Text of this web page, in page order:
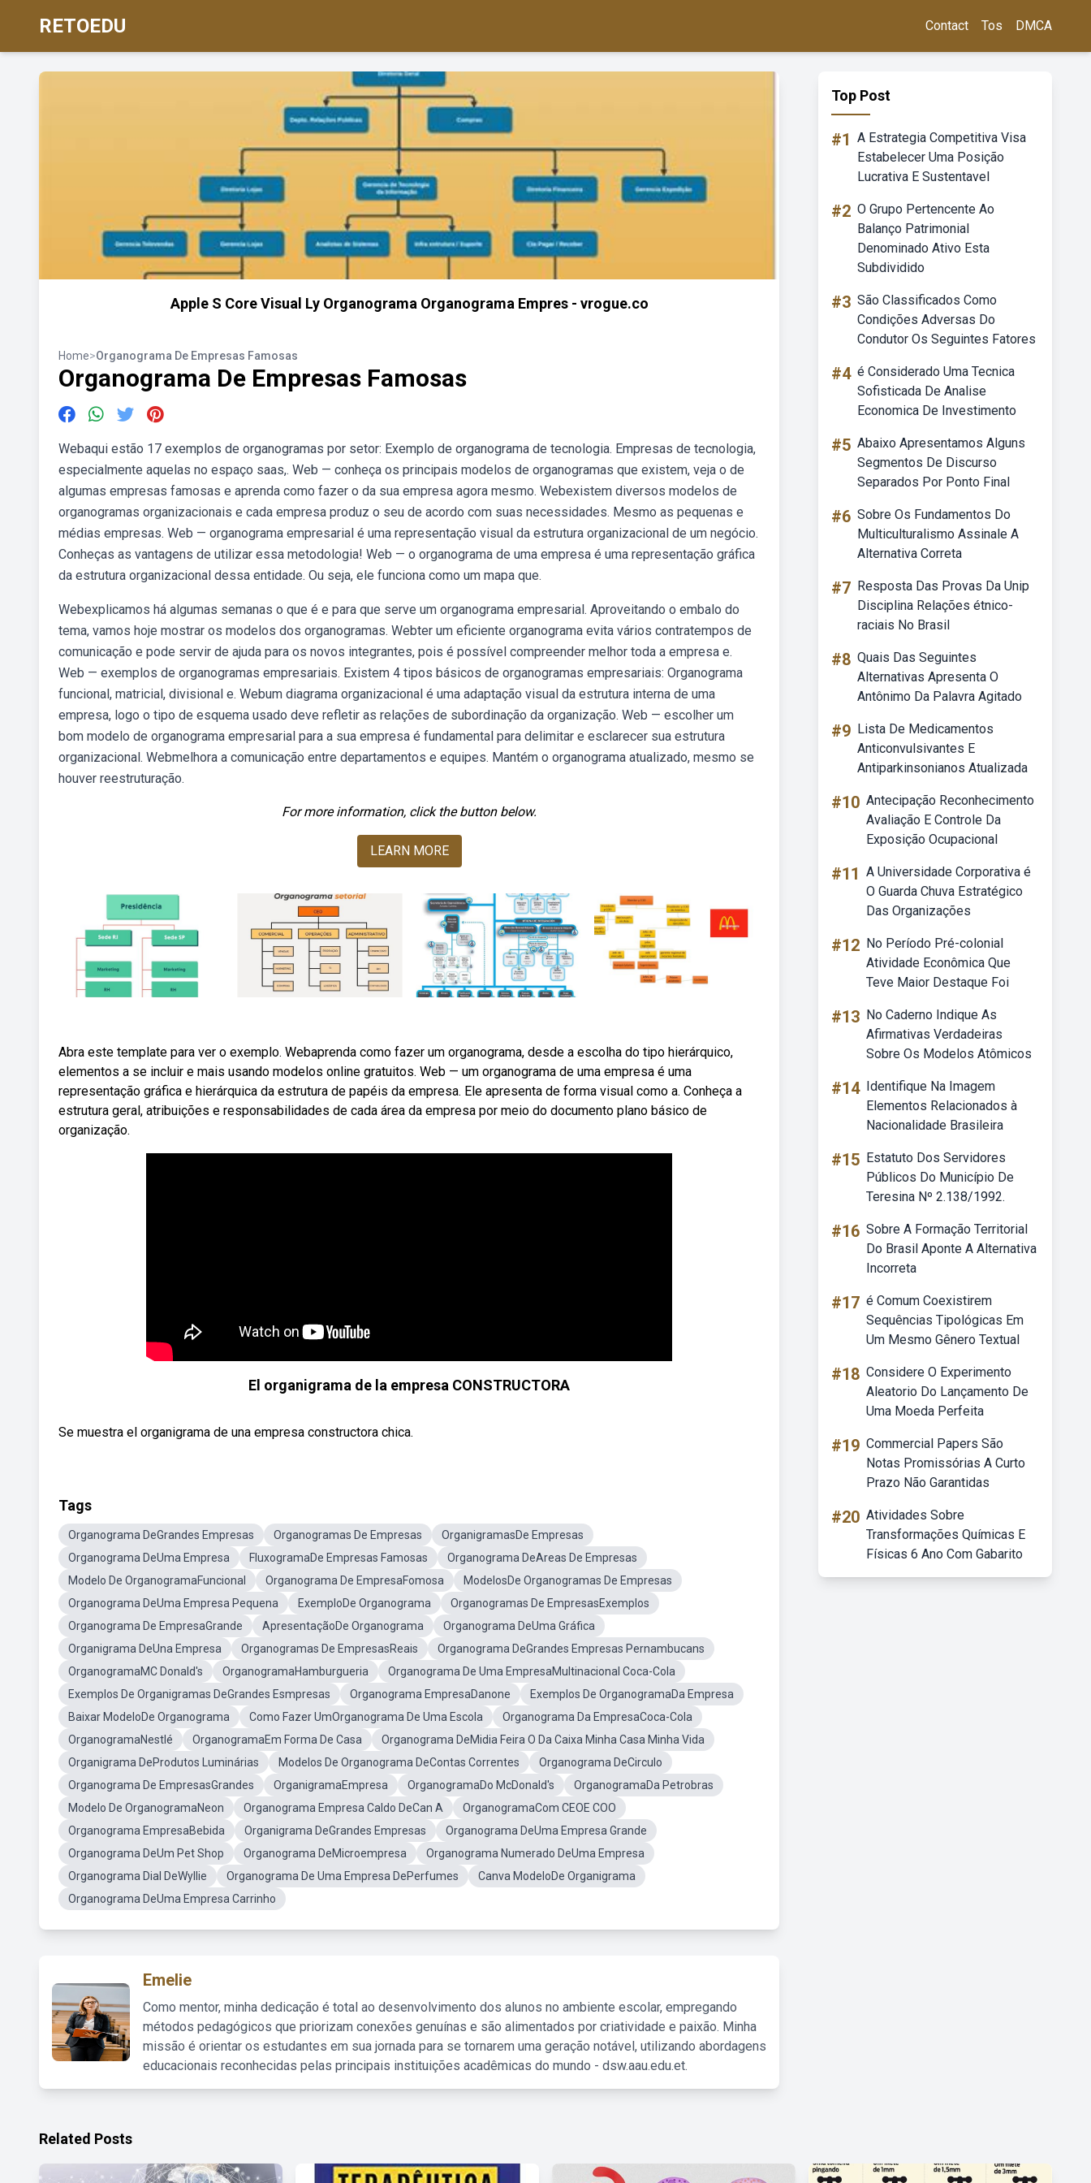
RETOEDU Contact Tos DMCA
Apple S Core Visual Ly Organograma Organograma Empres - vrogue.co
Home>Organograma De Empresas Famosas
Organograma De Empresas Famosas
Webaqui estão 17 exemplos de organogramas por setor: Exemplo de organograma de tecnologia. Empresas de tecnologia,
especialmente aquelas no espaço saas,. Web — conheça os principais modelos de organogramas que existem, veja o de
algumas empresas famosas e aprenda como fazer o da sua empresa agora mesmo. Webexistem diversos modelos de
organogramas organizacionais e cada empresa produz o seu de acordo com suas necessidades. Mesmo as pequenas e
médias empresas. Web — organograma empresarial é uma representação visual da estrutura organizacional de um negócio.
Conheças as vantagens de utilizar essa metodologia! Web — o organograma de uma empresa é uma representação gráfica
da estrutura organizacional dessa entidade. Ou seja, ele funciona como um mapa que.
Webexplicamos há algumas semanas o que é e para que serve um organograma empresarial. Aproveitando o embalo do
tema, vamos hoje mostrar os modelos dos organogramas. Webter um eficiente organograma evita vários contratempos de
comunicação e pode servir de ajuda para os novos integrantes, pois é possível compreender melhor toda a empresa e.
Web — exemplos de organogramas empresariais. Existem 4 tipos básicos de organogramas empresariais: Organograma
funcional, matricial, divisional e. Webum diagrama organizacional é uma adaptação visual da estrutura interna de uma
empresa, logo o tipo de esquema usado deve refletir as relações de subordinação da organização. Web — escolher um
bom modelo de organograma empresarial para a sua empresa é fundamental para delimitar e esclarecer sua estrutura
organizacional. Webmelhora a comunicação entre departamentos e equipes. Mantém o organograma atualizado, mesmo se
houver reestruturação.
For more information, click the button below.
LEARN MORE
Abra este template para ver o exemplo. Webaprenda como fazer um organograma, desde a escolha do tipo hierárquico,
elementos a se incluir e mais usando modelos online gratuitos. Web — um organograma de uma empresa é uma
representação gráfica e hierárquica da estrutura de papéis da empresa. Ele apresenta de forma visual como a. Conheça a
estrutura geral, atribuições e responsabilidades de cada área da empresa por meio do documento plano básico de
organização.
El organigrama de la empresa CONSTRUCTORA
Se muestra el organigrama de una empresa constructora chica.
Tags
Organograma DeGrandes Empresas Organogramas De Empresas
OrganigramasDe Empresas
Organograma DeUma Empresa
FluxogramaDe Empresas Famosas
Organograma DeAreas De Empresas
Modelo De OrganogramaFuncional
Organograma De EmpresaFomosa
ModelosDe Organogramas De Empresas
Organograma DeUma Empresa Pequena
ExemploDe Organograma
Organogramas De EmpresasExemplos
Organograma De EmpresaGrande
ApresentaçãoDe Organograma
Organograma DeUma Gráfica
Organigrama DeUna Empresa
Organogramas De EmpresasReais
Organograma DeGrandes Empresas Pernambucans
OrganogramaMC Donald's
OrganogramaHamburgueria
Organograma De Uma EmpresaMultinacional Coca-Cola
Exemplos De Organigramas DeGrandes Esmpresas
Organograma EmpresaDanone
Exemplos De OrganogramaDa Empresa
Baixar ModeloDe Organograma
Como Fazer UmOrganograma De Uma Escola
Organograma Da EmpresaCoca-Cola
OrganogramaNestlé
OrganogramaEm Forma De Casa
Organograma DeMidia Feira O Da Caixa Minha Casa Minha Vida
Organigrama DeProdutos Luminárias
Modelos De Organograma DeContas Correntes
Organograma DeCirculo
Organograma De EmpresasGrandes
OrganigramaEmpresa OrganogramaDo McDonald's
OrganogramaDa Petrobras
Modelo De OrganogramaNeon
Organograma Empresa Caldo DeCan A
OrganogramaCom CEOE COO
Organograma EmpresaBebida
Organigrama DeGrandes Empresas
Organograma DeUma Empresa Grande
Organograma DeUm Pet Shop
Organograma DeMicroempresa
Organograma Numerado DeUma Empresa
Organograma Dial DeWyllie
Organograma De Uma Empresa DePerfumes
Canva ModeloDe Organigrama
Organograma DeUma Empresa Carrinho
Emelie
Como mentor, minha dedicação é total ao desenvolvimento dos alunos no ambiente escolar, empregando
métodos pedagógicos que priorizam conexões genuínas e são alimentados por criatividade e paixão. Minha
missão é orientar os estudantes em sua jornada para se tornarem uma geração notável, utilizando abordagens
educacionais reconhecidas pelas principais instituições acadêmicas do mundo - dsw.aau.edu.et.
Top Post
#1 A Estrategia Competitiva Visa
Estabelecer Uma Posição
Lucrativa E Sustentavel
#2 O Grupo Pertencente Ao
Balanço Patrimonial
Denominado Ativo Esta
Subdividido
#3 São Classificados Como
Condições Adversas Do
Condutor Os Seguintes Fatores
#4 é Considerado Uma Tecnica
Sofisticada De Analise
Economica De Investimento
#5 Abaixo Apresentamos Alguns
Segmentos De Discurso
Separados Por Ponto Final
#6 Sobre Os Fundamentos Do
Multiculturalismo Assinale A
Alternativa Correta
#7 Resposta Das Provas Da Unip
Disciplina Relações étnico-
raciais No Brasil
#8 Quais Das Seguintes
Alternativas Apresenta O
Antônimo Da Palavra Agitado
#9 Lista De Medicamentos
Anticonvulsivantes E
Antiparkinsonianos Atualizada
#10 Antecipação Reconhecimento
Avaliação E Controle Da
Exposição Ocupacional
#11 A Universidade Corporativa é
O Guarda Chuva Estratégico
Das Organizações
#12 No Período Pré-colonial
Atividade Econômica Que
Teve Maior Destaque Foi
#13 No Caderno Indique As
Afirmativas Verdadeiras
Sobre Os Modelos Atômicos
#14 Identifique Na Imagem
Elementos Relacionados à
Nacionalidade Brasileira
#15 Estatuto Dos Servidores
Públicos Do Município De
Teresina Nº 2.138/1992.
#16 Sobre A Formação Territorial
Do Brasil Aponte A Alternativa
Incorreta
#17 é Comum Coexistirem
Sequências Tipológicas Em
Um Mesmo Gênero Textual
#18 Considere O Experimento
Aleatorio Do Lançamento De
Uma Moeda Perfeita
#19 Commercial Papers São
Notas Promissórias A Curto
Prazo Não Garantidas
#20 Atividades Sobre
Transformações Químicas E
Físicas 6 Ano Com Gabarito
Related Posts